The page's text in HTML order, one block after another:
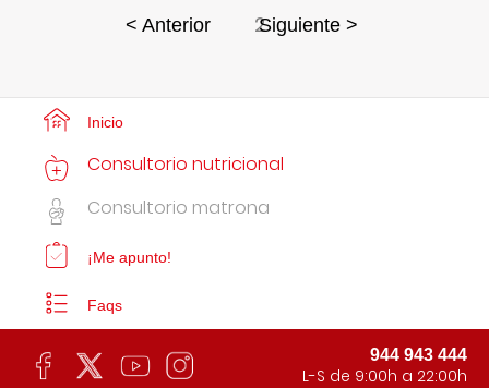
< Anterior 2Siguiente >
Inicio
Consultorio nutricional
Consultorio matrona
¡Me apunto!
Faqs
944 943 444
L-S de 9:00h a 22:00h